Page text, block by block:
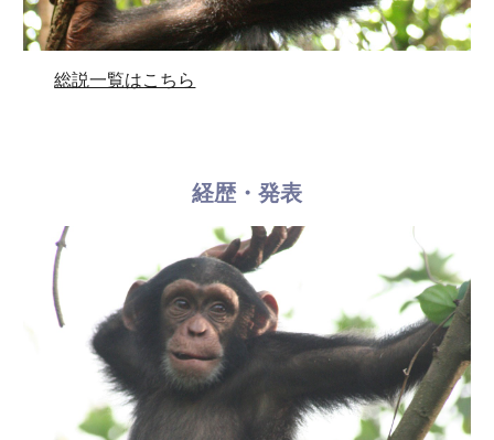
総説一覧はこちら
経歴・発表